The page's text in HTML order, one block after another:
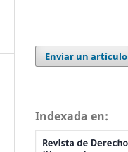
Enviar un artículo
Indexada en: